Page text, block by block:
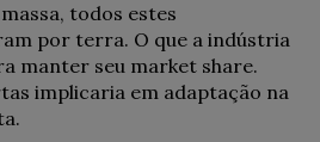
todos estes
por terra. O que a indústria
manter seu market share.
implicaria em adaptação na